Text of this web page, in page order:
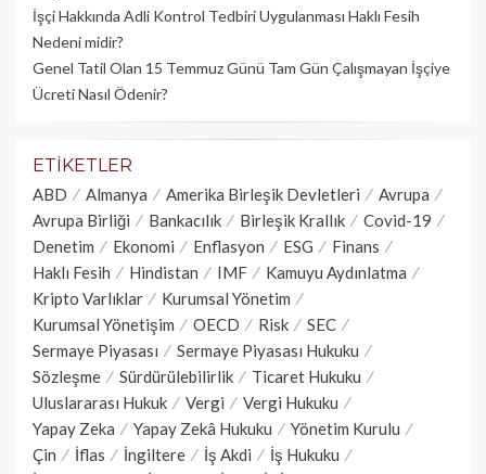
İşçi Hakkında Adli Kontrol Tedbiri Uygulanması Haklı Fesih
Nedeni midir?
Genel Tatil Olan 15 Temmuz Günü Tam Gün Çalışmayan İşçiye
Ücreti Nasıl Ödenir?
ETIKETLER
ABD Almanya Amerika Birleşik Devletleri
Avrupa
Avrupa Birliği
Bankacılık Birleşik Krallık
Covid-19
Denetim
Ekonomi Enflasyon ESG
Finans
Haklı Fesih
Hindistan IMF
Kamuyu Aydınlatma
Kripto Varlıklar
Kurumsal Yönetim
Kurumsal Yönetişim
OECD Risk
SEC
Sermaye Piyasası
Sermaye Piyasası Hukuku
Sözleşme
Sürdürülebilirlik
Ticaret Hukuku
Uluslararası Hukuk
Vergi
Vergi Hukuku
Yapay Zeka
Yapay Zekâ Hukuku
Yönetim Kurulu
Çin
İflas İngiltere İş Akdi
İş Hukuku